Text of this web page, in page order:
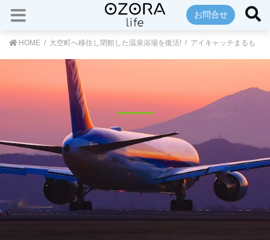
お問合せ
HOME 大空町へ移住し閉館した温泉浴場を復活! アイキャッチまるも